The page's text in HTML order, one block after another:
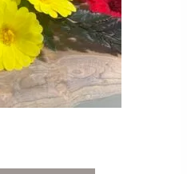
être
choisies
sur
la
page
du
produit